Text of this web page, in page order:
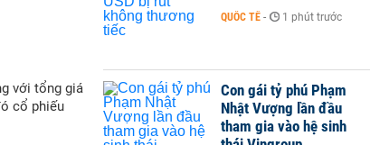
với tổng giá
cổ phiếu
QUỐC TẾ - 1 phút trước
Con gái tỷ phú Phạm
Nhật Vượng lần đầu
tham gia vào hệ sinh